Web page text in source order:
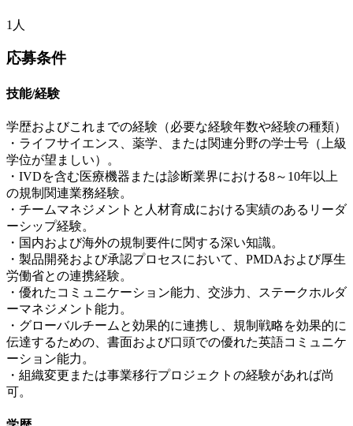
1人
応募条件
技能/経験
学歴およびこれまでの経験（必要な経験年数や経験の種類）
・ライフサイエンス、薬学、または関連分野の学士号（上級
学位が望ましい）。
・IVDを含む医療機器または診断業界における8～10年以上
の規制関連業務経験。
・チームマネジメントと人材育成における実績のあるリーダ
ーシップ経験。
・国内および海外の規制要件に関する深い知識。
・製品開発および承認プロセスにおいて、PMDAおよび厚生
労働省との連携経験。
・優れたコミュニケーション能力、交渉力、ステークホルダ
ーマネジメント能力。
・グローバルチームと効果的に連携し、規制戦略を効果的に
伝達するための、書面および口頭での優れた英語コミュニケ
ーション能力。
・組織変更または事業移行プロジェクトの経験があれば尚
可。